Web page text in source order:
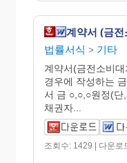
계약서 (금
법률서식 > 기타
계약서(금전소비
경우에 작성하는
서 금 ○,○,○원정(단
채권자...
조회수: 1429 | 다운로